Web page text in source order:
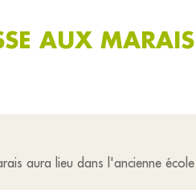
AUX MARAIS
aura lieu dans l'ancienne